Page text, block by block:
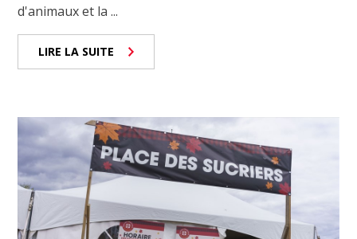
d'animaux et la ...
LIRE LA SUITE